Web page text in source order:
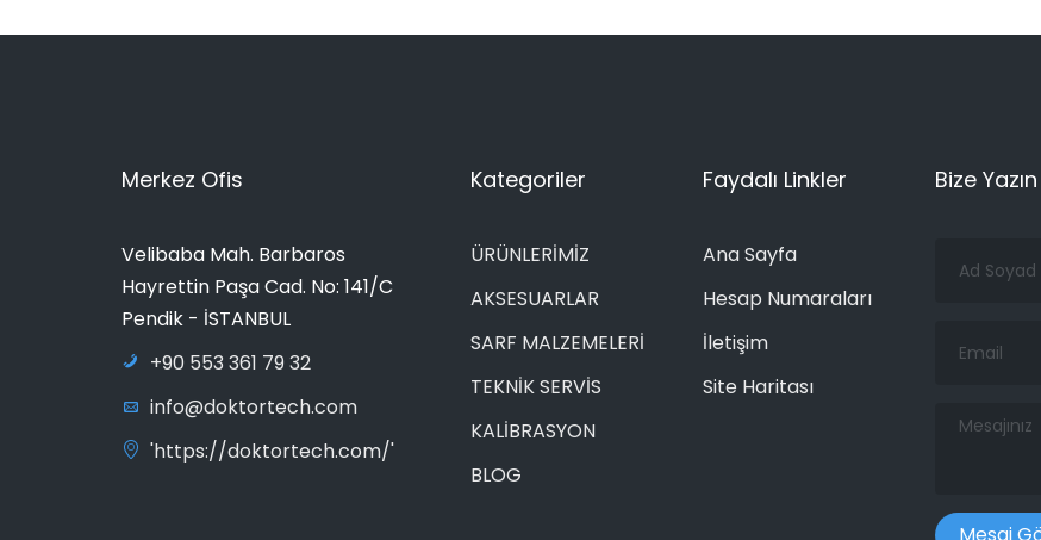
Merkez Ofis
Velibaba Mah. Barbaros
Hayrettin Paşa Cad. No: 141/C
Pendik - İSTANBUL
+90 553 361 79 32
info@doktortech.com
'https://doktortech.com/'
Kategoriler
ÜRÜNLERİMİZ
AKSESUARLAR
SARF MALZEMELERİ
TEKNİK SERVİS
KALİBRASYON
BLOG
Faydalı Linkler
Ana Sayfa
Hesap Numaraları
İletişim
Site Haritası
Bize Yazın
Soyad
Mesajınız